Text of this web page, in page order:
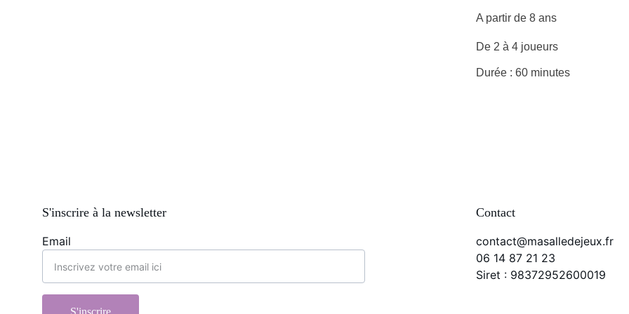
A partir de 8 ans
De 2 à 4 joueurs
Durée : 60 minutes
Contact
Email
S'inscrire
contact@masalledejeux.fr
S'inscrire à la newsletter
06 14 87 21 23
Siret : 98372952600019